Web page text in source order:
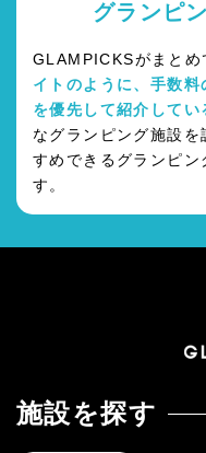
グランピ
GLAMPICKSがまと
イトのように、手数
を優先して紹介してい
なグランピング施設
すめできるグランピン
す。
施設を探す